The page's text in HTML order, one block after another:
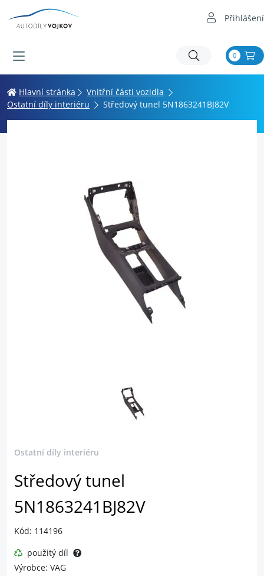
Přihlášení
0
Hlavní stránka
Vnitřní části vozidla
Ostatní díly interiéru
Středový tunel 5N1863241BJ82V
Ostatní díly interiéru
Středový tunel
5N1863241BJ82V
Kód: 114196
použitý díl
Výrobce: VAG